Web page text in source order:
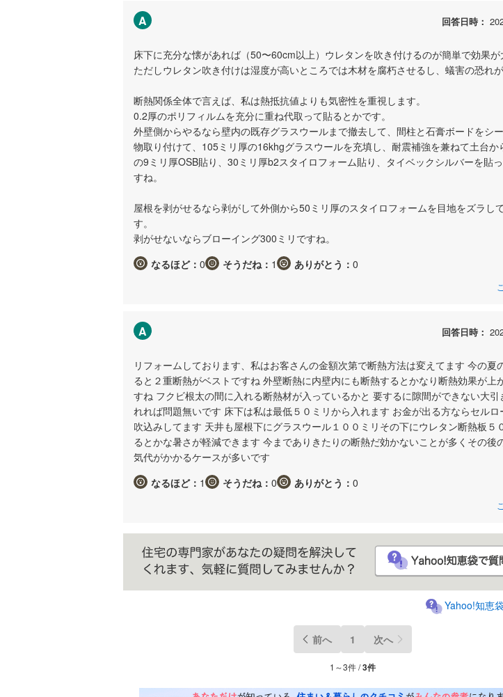
A 回答日時：
床下に充分な懐があれば（50〜60cm以上）ウレタンを吹き付けるのが簡単で効果が
ただしウレタン吹き付けは湿度が高いところでは木材を腐朽させるし、蟻害の恐れが
断熱関係全体で言えば、私は熱抵抗値よりも気密性を重視します。
0.2厚のポリフィルムを充分に重ね代取って貼るとかです。
外壁側からやるなら壁内の既存グラスウールまで撤去して、間柱と石膏ボードをシ
物取り付けて、105ミリ厚の16khgグラスウールを充填し、耐震補強を兼ねて土台か
の9ミリ厚OSB貼り、30ミリ厚b2スタイロフォーム貼り、タイベックシルバーを貼
すね。
屋根を剥がせるなら剥がして外側から50ミリ厚のスタイロフォームを目地をズラし
す。
剥がせないならブローイング300ミリですね。
なるほど： 0 そうだね： 1 ありがとう： 0
A 回答日時：
リフォームしております、私はお客さんの金額次第で断熱方法は変えてます 今の夏
ると２重断熱がベストですね 外壁断熱に内壁内にも断熱するとかなり断熱効果が上
すね フクビ根太の間に入れる断熱材が入っているかと 要するに隙間ができない大
れれば問題無いです 床下は私は最低５０ミリから入れます お金が出る方ならセルロ
吹込みしてます 天井も屋根下にグラスウール１００ミリその下にウレタン断熱板５
るとかな暑さが軽減できます 今までありきたりの断熱だ効かないことが多くその後
気代がかかるケースが多いです
なるほど： 1 そうだね： 0 ありがとう： 0
Yahoo!知恵
前へ 1 次へ
1～3件 /3件